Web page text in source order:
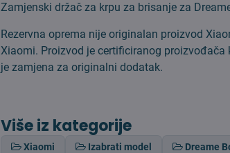
Zamjenski držač za krpu za brisanje za
Rezervna oprema nije originalan proizvod
Xiaomi. Proizvod je certificiranog
je zamjena za originalni dodatak.
Više iz kategorije
Xiaomi Izabrati model Dreame